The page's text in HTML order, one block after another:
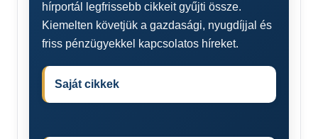
hírportál legfrissebb cikkeit gyűjti össze.
Kiemelten követjük a gazdasági, nyugdíjjal és
friss pénzügyekkel kapcsolatos híreket.
Saját cikkek